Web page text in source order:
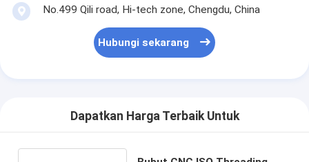
No.499 Qili road, Hi-tech zone, Chengdu, China
Hubungi sekarang
Dapatkan Harga Terbaik Untuk